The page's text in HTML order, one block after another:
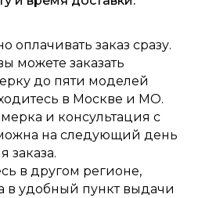
оплачивать заказ сразу.
можете заказать
до пяти моделей
в Москве и МО.
и консультация с
на следующий день
заказа.
в другом регионе,
в удобный пункт выдачи